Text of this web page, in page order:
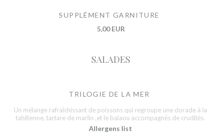
SUPPLÉMENT GARNITURE
5,00 EUR
SALADES
TRILOGIE DE LA MER
Un mélange rafraîchissant de poissons qui regroupe une dorade à la
tahitienne, tartare de marlin ,et le balaou accompagnés de crudités.
Allergens list